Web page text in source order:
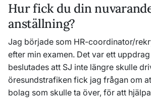
Hur fick du din
anställning?
Jag började som HR-coordinator/
efter min examen. Det var ett uppdrag
beslutades att SJ inte längre skulle
öresundstrafiken fick jag frågan om
bolag som skulle ta över, för att